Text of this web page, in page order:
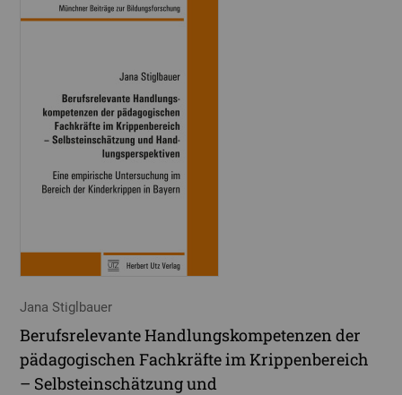
Jana Stiglbauer
Berufsrelevante Handlungskompetenzen der
pädagogischen Fachkräfte im Krippenbereich
– Selbsteinschätzung und